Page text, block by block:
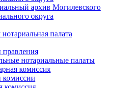
архив Могилевского
округа
нотариальная палата
нотариальные палаты
комиссия